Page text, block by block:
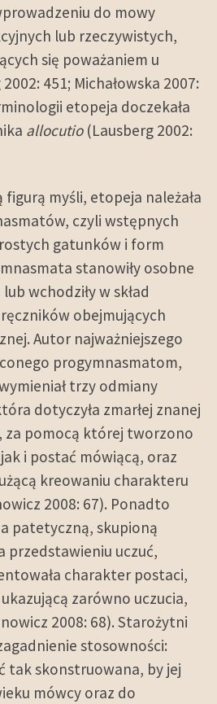
do mowy
lub rzeczywistych,
się poważaniem u
451; Michałowska 2007:
etopeja doczekała
allocutio(Lausberg 2002:
myśli, etopeja należała
czyli wstępnych
gatunków i form
stanowiły osobne
wchodziły w skład
obejmujących
Autor najważniejszego
progymnasmatom,
trzy odmiany
dotyczyła zmarłej znanej
za pomocą której tworzono
i postać mówiącą, oraz
kreowaniu charakteru
2008: 67). Ponadto
patetyczną, skupioną
przedstawieniu uczuć,
charakter postaci,
zarówno uczucia,
2008: 68). Starożytni
stosowności:
tak skonstruowana, by jej
mówcy oraz do